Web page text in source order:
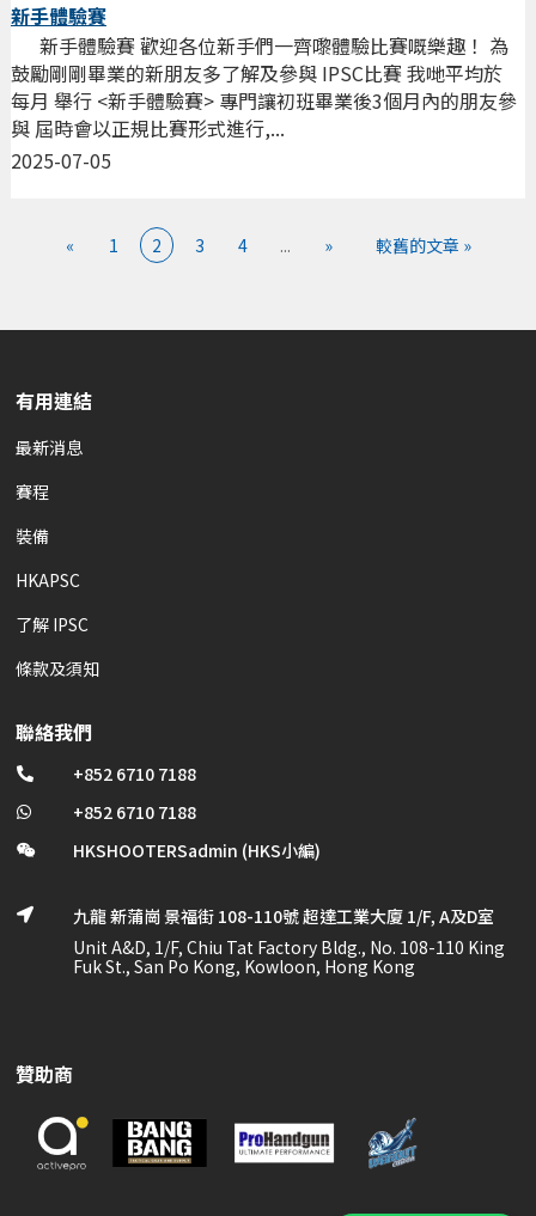
新手體驗賽
2025-07-05
新手體驗賽 歡迎各位新手們一齊嚟體驗比賽嘅樂趣！ 為
鼓勵剛剛畢業的新朋友多了解及參與 IPSC比賽 我哋平均於
每月 舉行 <新手體驗賽> 專門讓初班畢業後3個月內的朋友參
與 屆時會以正規比賽形式進行,...
« 1 2 3 4 ... » 較舊的文章 »
有用連結
最新消息
賽程
裝備
HKAPSC
了解 IPSC
條款及須知
聯絡我們
 +852 6710 7188
 +852 6710 7188
 HKSHOOTERSadmin (HKS小編)

九龍 新蒲崗 景福街 108-110號 超達工業大廈 1/F, A及D室
Unit A&D, 1/F, Chiu Tat Factory Bldg., No. 108-110 King
Fuk St., San Po Kong, Kowloon, Hong Kong
贊助商